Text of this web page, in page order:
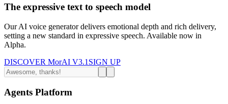
The expressive text to speech model
Our AI voice generator delivers emotional depth and rich delivery,
setting a new standard in expressive speech. Available now in
Alpha.
DISCOVER MorAI V3.1 SIGN UP
Agents Platform